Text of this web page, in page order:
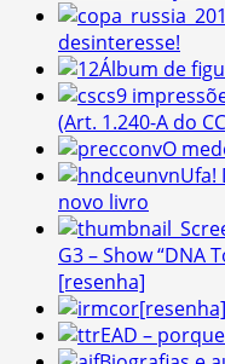
desinteresse!
Álbum de
9
(Art. 1.240-A do
O
Ufa!
novo livro
G3 – Show “DNA
[resenha]
EAD –